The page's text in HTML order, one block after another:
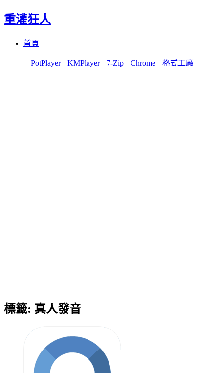
重灌狂人
首頁
PotPlayer KMPlayer 7-Zip Chrome 格式工廠
標籤: 真人發音